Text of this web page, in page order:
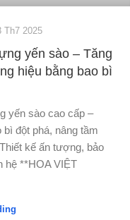
Th7 2025
yến sào – Tăng
hiệu bằng bao bì
yến sào cao cấp –
bì đột phá, nâng tầm
kế ấn tượng, bảo
hệ **HOA VIỆT